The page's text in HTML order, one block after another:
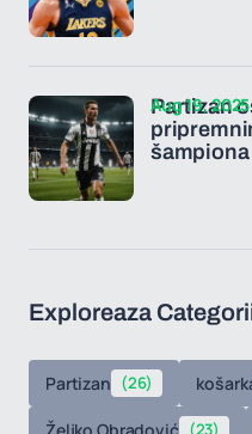
Partizan
šampiona
Aug 19, 2025
Exploreaza
Partizan (26)
(23)